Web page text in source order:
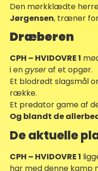
Den mørkklædte
Jørgensen, træner for
Dræberen
CPH – HVIDOVRE 1
i engyseraf et opgør.
Et blodrødt slagsmål
række.
Et predator game af
Og blandt de
De aktuelle
CPH – HVIDOVRE 1
har med denne kamp